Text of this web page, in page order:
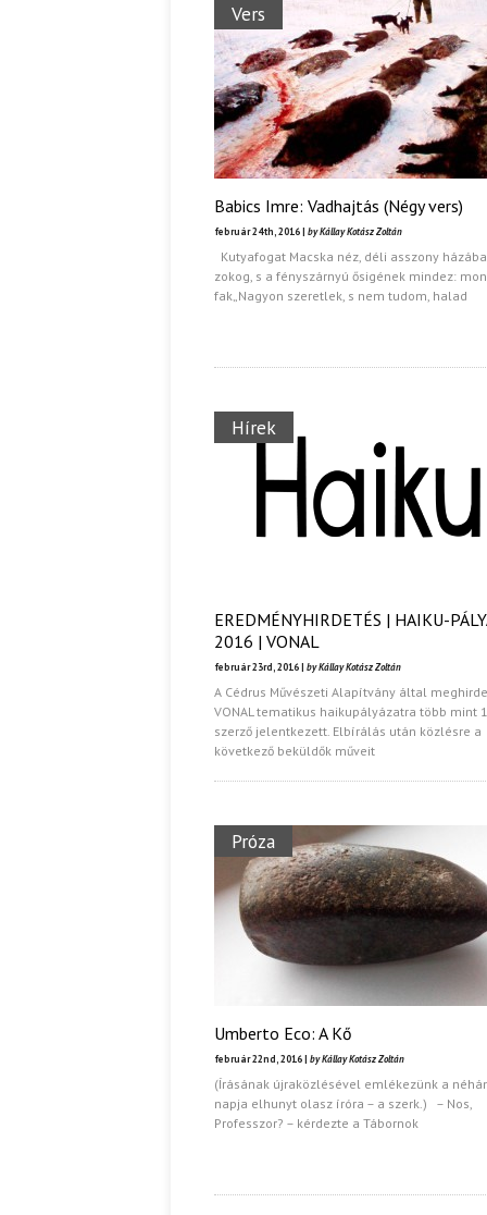
Vers
Babics Imre: Vadhajtás (Négy vers)
február 24th, 2016 | by Kállay Kotász Zoltán
Kutyafogat Macska néz, déli asszony
zokog, s a fényszárnyú ősigének mindez:
fak„Nagyon szeretlek, s nem tudom, halad
Hírek
EREDMÉNYHIRDETÉS | HAIKU-
2016 | VONAL
február 23rd, 2016 | by Kállay Kotász Zoltán
A Cédrus Művészeti Alapítvány által
VONAL tematikus haikupályázatra több mint
szerző jelentkezett. Elbírálás után közlésre a
következő beküldők műveit
Próza
Umberto Eco: A Kő
február 22nd, 2016 | by Kállay Kotász Zoltán
(Írásának újraközlésével emlékezünk a
napja elhunyt olasz íróra – a szerk.) – Nos,
Professzor? – kérdezte a Tábornok
Marietta: Szavak a fényből Káplán Géza: Erotikai kalauz